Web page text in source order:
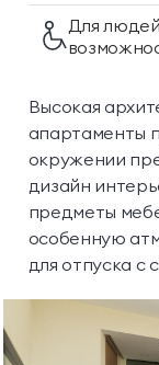
Для
Высокая
апартаменты
окружении
дизайн
предметы
особенную
для отпуска с